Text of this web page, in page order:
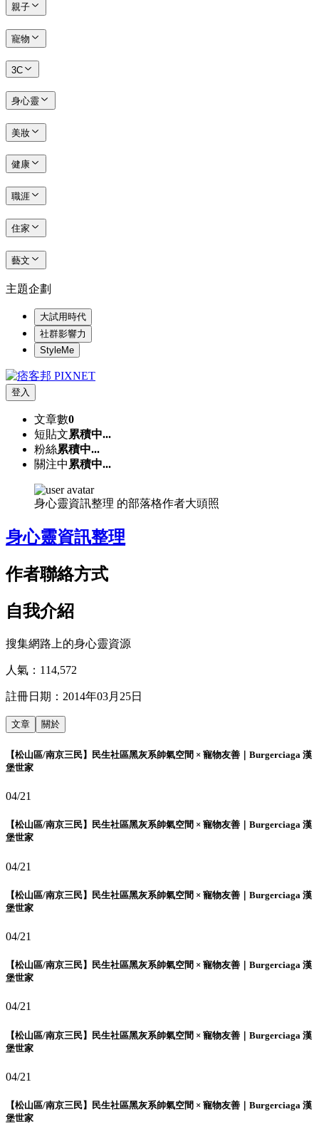
親子
寵物
3C
身心靈
美妝
健康
職涯
住家
藝文
主題企劃
大試用時代
社群影響力
StyleMe
登入
文章數0
短貼文累積中...
粉絲累積中...
關注中 累積中...
身心靈資訊整理 的部落格作者大頭照
身心靈資訊整理
作者聯絡方式
自我介紹
搜集網路上的身心靈資源
人氣： 114,572
註冊日期： 2014年03月25日
文章 關於
【松山區/南京三民】民生社區黑灰系帥氣空間 × 寵物友善｜Burgerciaga 漢
堡世家
04/21
【松山區/南京三民】民生社區黑灰系帥氣空間 × 寵物友善｜Burgerciaga 漢
堡世家
04/21
【松山區/南京三民】民生社區黑灰系帥氣空間 × 寵物友善｜Burgerciaga 漢
堡世家
04/21
【松山區/南京三民】民生社區黑灰系帥氣空間 × 寵物友善｜Burgerciaga 漢
堡世家
04/21
【松山區/南京三民】民生社區黑灰系帥氣空間 × 寵物友善｜Burgerciaga 漢
堡世家
04/21
【松山區/南京三民】民生社區黑灰系帥氣空間 × 寵物友善｜Burgerciaga 漢
堡世家